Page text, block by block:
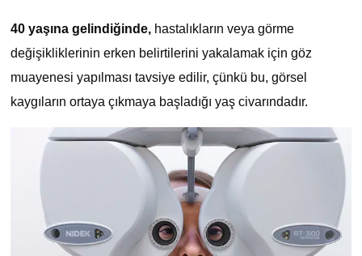
40 yaşına gelindiğinde,hastalıkların veya görme
değişikliklerinin erken belirtilerini yakalamak için göz
muayenesi yapılması tavsiye edilir, çünkü bu, görsel
kaygıların ortaya çıkmaya başladığı yaş civarındadır.